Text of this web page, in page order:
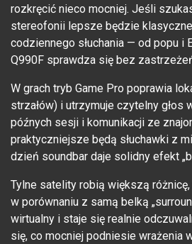
rozkręcić nieco mocniej. Jeśli
stereofonii lepsze będzie
codziennego słuchania — od popu i
Q990F sprawdza się bez
W grach tryb Game Pro poprawia
strzałów) i utrzymuje czytelny głos
późnych sesji i komunikacji ze
praktyczniejsze będą słuchawki z
dzień soundbar daje solidny efekt
Tylne satelity robią większą
w porównaniu z samą belką
wirtualny i staje się realnie
się, co mocniej podniesie wrażenia